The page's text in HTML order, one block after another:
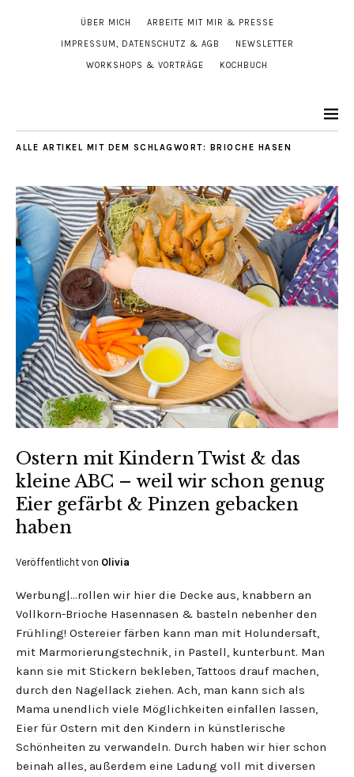
ÜBER MICH ARBEITE MIT MIR & PRESSE
IMPRESSUM, DATENSCHUTZ & AGB NEWSLETTER
WORKSHOPS & VORTRÄGE KOCHBUCH
ALLE ARTIKEL MIT DEM SCHLAGWORT: BRIOCHE HASEN
Ostern mit Kindern Twist & das
kleine ABC – weil wir schon genug
Eier gefärbt & Pinzen gebacken
haben
Veröffentlicht von Olivia
Werbung|…rollen wir hier die Decke aus, knabbern an
Vollkorn-Brioche Hasennasen & basteln nebenher den
Frühling! Ostereier färben kann man mit Holundersaft,
mit Marmorierungstechnik, in Pastell, kunterbunt. Man
kann sie mit Stickern bekleben, Tattoos drauf machen,
durch den Nagellack ziehen. Ach, man kann sich als
Mama unendlich viele Möglichkeiten einfallen lassen,
Eier für Ostern mit den Kindern in künstlerische
Schönheiten zu verwandeln. Durch haben wir hier schon
beinah alles, außerdem eine Ladung voll mit diversen